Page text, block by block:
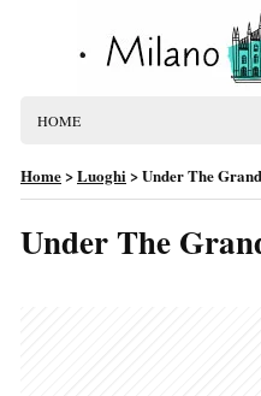
HOME
Home>Luoghi>Under The
Under The